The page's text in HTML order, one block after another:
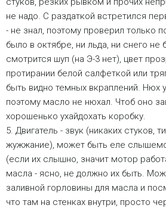
не надо. С раздаткой встретился
- не знал, поэтому проверил только
было в октябре, ни льда, ни снего
смотрится шуп (на Э-3 нет), цвет
протирании белой салфеткой или
быть видно темных вкраплений. Нюх
поэтому масло не нюхал. Чтоб оно
хорошенько ухайдохать коробку.
5. Двигатель - звук (никаких стуков,
жужжание), может быть еле
(если их слышно, значит мотор
масла - ясно, не должно их быть.
заливной горловины для масла и
что там на стенках внутри, просто